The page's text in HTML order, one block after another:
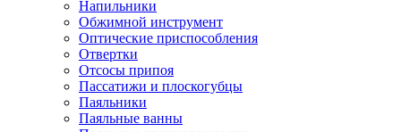
Напильники
Обжимной инструмент
Оптические приспособления
Отвертки
Отсосы припоя
Пассатижи и плоскогубцы
Паяльники
Паяльные ванны